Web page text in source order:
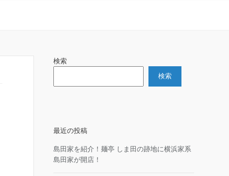
検索
検索
最近の投稿
島田家を紹介！麺亭 しま田の跡地に横浜家系
島田家が開店！